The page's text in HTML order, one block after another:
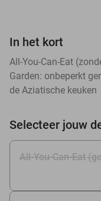
In het kort
All-You-Can-Eat
Garden: onbeperkt
de Aziatische keuken
Selecteer jouw
All-You-Can-Eat